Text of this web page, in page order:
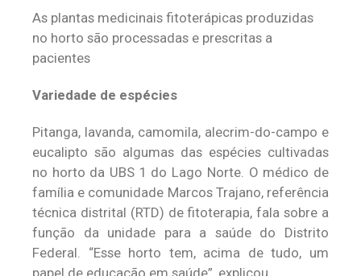
As plantas medicinais fitoterápicas produzidas
no horto são processadas e prescritas a
pacientes
Variedade de espécies
Pitanga, lavanda, camomila, alecrim-do-campo e
eucalipto são algumas das espécies cultivadas
no horto da UBS 1 do Lago Norte. O médico de
família e comunidade Marcos Trajano, referência
técnica distrital (RTD) de fitoterapia, fala sobre a
função da unidade para a saúde do Distrito
Federal. “Esse horto tem, acima de tudo, um
papel de educação em saúde”, explicou.